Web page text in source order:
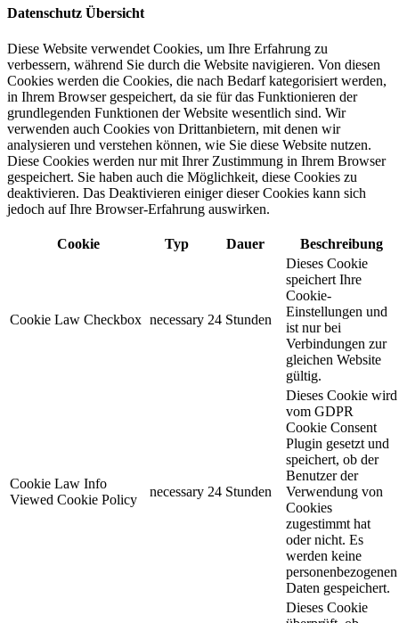
Datenschutz Übersicht
Diese Website verwendet Cookies, um Ihre Erfahrung zu
verbessern, während Sie durch die Website navigieren. Von diesen
Cookies werden die Cookies, die nach Bedarf kategorisiert werden,
in Ihrem Browser gespeichert, da sie für das Funktionieren der
grundlegenden Funktionen der Website wesentlich sind. Wir
verwenden auch Cookies von Drittanbietern, mit denen wir
analysieren und verstehen können, wie Sie diese Website nutzen.
Diese Cookies werden nur mit Ihrer Zustimmung in Ihrem Browser
gespeichert. Sie haben auch die Möglichkeit, diese Cookies zu
deaktivieren. Das Deaktivieren einiger dieser Cookies kann sich
jedoch auf Ihre Browser-Erfahrung auswirken.
Cookie Typ Dauer Beschreibung
Cookie Law Checkbox necessary 24 Stunden
Dieses Cookie
speichert Ihre
Cookie-
Einstellungen und
ist nur bei
Verbindungen zur
gleichen Website
gültig.
Cookie Law Info
Viewed Cookie Policy
necessary 24 Stunden
Dieses Cookie wird
vom GDPR
Cookie Consent
Plugin gesetzt und
speichert, ob der
Benutzer der
Verwendung von
Cookies
zugestimmt hat
oder nicht. Es
werden keine
personenbezogenen
Daten gespeichert.
Dieses Cookie